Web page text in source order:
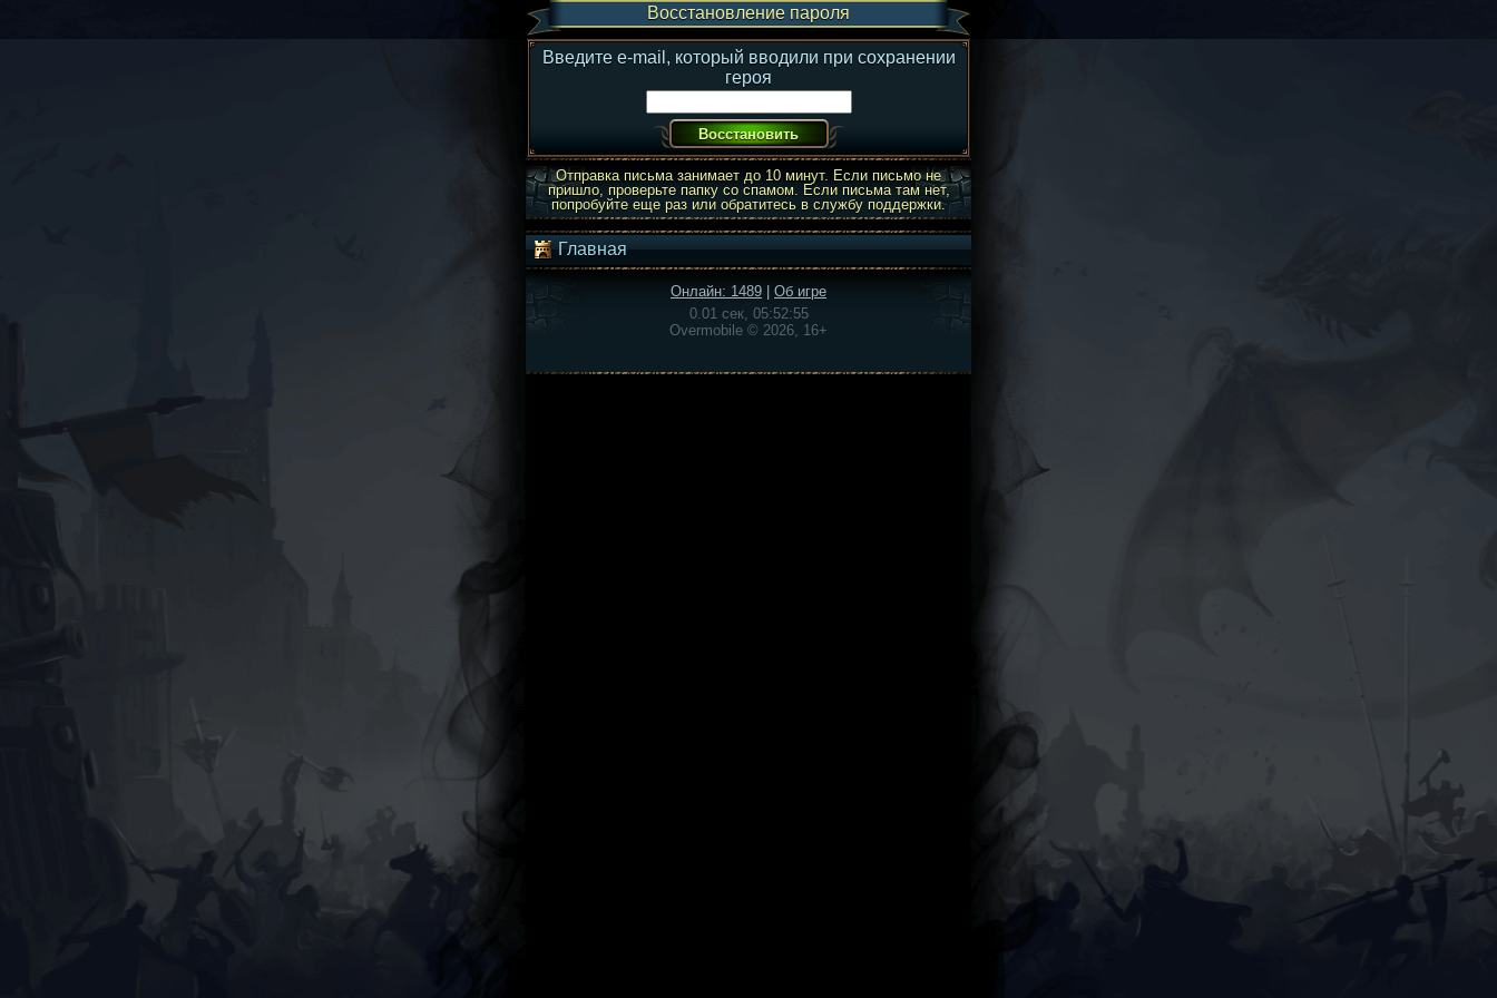
Восстановление пароля
Введите e-mail, который вводили при сохранении
героя
Отправка письма занимает до 10 минут. Если письмо не
пришло, проверьте папку со спамом. Если письма там нет,
попробуйте еще раз или обратитесь в службу поддержки.
Главная
Онлайн: 1489
Об игре
0.01 сек, 05:52:55
Overmobile © 2026, 16+